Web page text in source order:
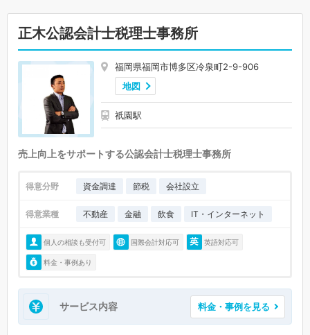
正木公認会計士税理士事務所
福岡県福岡市博多区冷泉町2-9-906
地図
祇園駅
売上向上をサポートする公認会計士税理士事務所
得意分野 資金調達 節税 会社設立
得意業種 不動産 金融 飲食 IT・インターネット
個人の相談も受付可 国際会計対応可 英語対応可
料金・事例あり
サービス内容 料金・事例を見る